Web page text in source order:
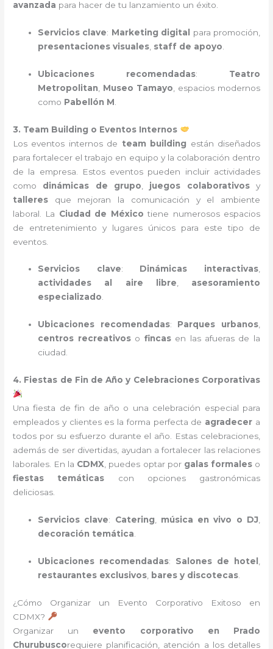
avanzada para hacer de tu lanzamiento un éxito.
Servicios clave: Marketing digital
para promoción,
presentaciones visuales staff de apoyo
Ubicaciones recomendadas: Teatro
Metropolitan
Museo Tamayo , espacios modernos
como Pabellón M
3. Team Building o Eventos Internos
Los eventos internos de team building están diseñados
para fortalecer el trabajo en equipo y la colaboración dentro
de la empresa. Estos eventos pueden incluir actividades
como dinámicas de grupo juegos colaborativosy
talleres que mejoran la comunicación y el ambiente
laboral. La Ciudad de México tiene numerosos espacios
de entretenimiento y lugares únicos para este tipo de
eventos.
Servicios clave: Dinámicas interactivas,
actividades al aire libre, asesoramiento
especializado.
Ubicaciones recomendadas: Parques urbanos,
centros recreativoso fincasen las afueras de la
ciudad.
4. Fiestas de Fin de Año y Celebraciones Corporativas
Una fiesta de fin de año o una celebración especial para
empleados y clientes es la forma perfecta de agradecer a
todos por su esfuerzo durante el año. Estas celebraciones,
además de ser divertidas, ayudan a fortalecer las relaciones
laborales. En la CDMX , puedes optar por galas formaleso
fiestas temáticas con opciones gastronómicas
deliciosas.
Servicios clave: Catering música en vivo o DJ
decoración temática
Ubicaciones recomendadas: Salones de hotel
restaurantes exclusivos
bares y discotecas
¿Cómo Organizar un Evento Corporativo Exitoso en
CDMX?
Organizar un evento corporativo en Prado
Churubuscorequiere planificación, atención a los detalles